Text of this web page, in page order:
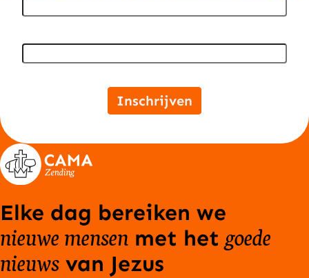
Inschrijven
Elke dag bereiken we
nieuwe mensen met het goede
nieuws van Jezus